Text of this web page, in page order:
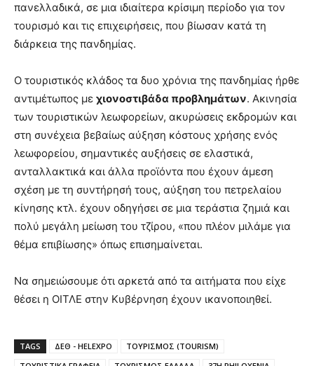
πανελλαδικά, σε μια ιδιαίτερα κρίσιμη περίοδο για τον
τουρισμό και τις επιχειρήσεις, που βίωσαν κατά τη
διάρκεια της πανδημίας.
Ο τουριστικός κλάδος τα δυο χρόνια της πανδημίας ήρθε
αντιμέτωπος με χιονοστιβάδα προβλημάτων. Ακινησία
των τουριστικών λεωφορείων, ακυρώσεις εκδρομών και
στη συνέχεια βεβαίως αύξηση κόστους χρήσης ενός
λεωφορείου, σημαντικές αυξήσεις σε ελαστικά,
ανταλλακτικά και άλλα προϊόντα που έχουν άμεση
σχέση με τη συντήρησή τους, αύξηση του πετρελαίου
κίνησης κτλ. έχουν οδηγήσει σε μια τεράστια ζημιά και
πολύ μεγάλη μείωση του τζίρου, «που πλέον μιλάμε για
θέμα επιβίωσης» όπως επισημαίνεται.
Να σημειώσουμε ότι αρκετά από τα αιτήματα που είχε
θέσει η ΟΙΤΛΕ στην Κυβέρνηση έχουν ικανοποιηθεί.
TAGS ΔΕΘ - HELEXPO
ΤΟΥΡΙΣΜΟΣ (TOURISM)